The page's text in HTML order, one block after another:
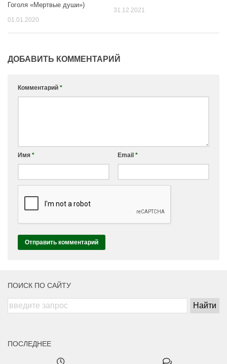
Гоголя «Мертвые души»)
01.01.2020
31.12.2021
ДОБАВИТЬ КОММЕНТАРИЙ
Комментарий *
Имя * Email *
ПОИСК ПО САЙТУ
ПОСЛЕДНЕЕ